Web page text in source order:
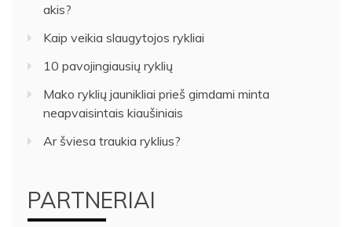
akis?
Kaip veikia slaugytojos rykliai
10 pavojingiausių ryklių
Mako ryklių jaunikliai prieš gimdami minta
neapvaisintais kiaušiniais
Ar šviesa traukia ryklius?
PARTNERIAI